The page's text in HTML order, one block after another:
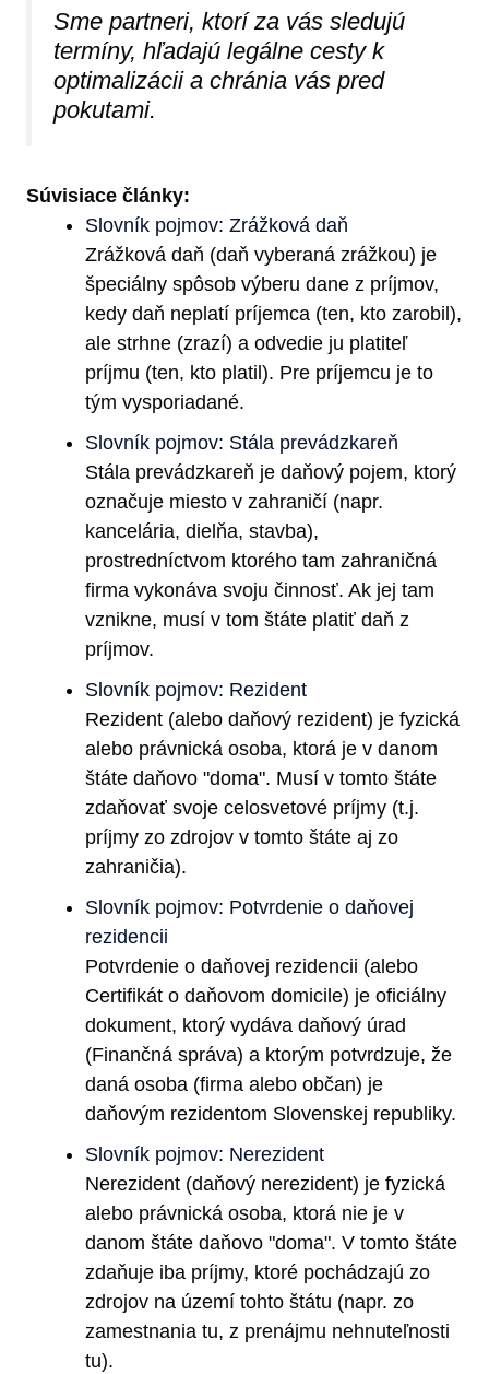
Sme partneri, ktorí za vás sledujú
termíny, hľadajú legálne cesty k
optimalizácii a chránia vás pred
pokutami.
Súvisiace články:
Slovník pojmov: Zrážková daň
Zrážková daň (daň vyberaná zrážkou) je
špeciálny spôsob výberu dane z príjmov,
kedy daň neplatí príjemca (ten, kto zarobil),
ale strhne (zrazí) a odvedie ju platiteľ
príjmu (ten, kto platil). Pre príjemcu je to
tým vysporiadané.
Slovník pojmov: Stála prevádzkareň
Stála prevádzkareň je daňový pojem, ktorý
označuje miesto v zahraničí (napr.
kancelária, dielňa, stavba),
prostredníctvom ktorého tam zahraničná
firma vykonáva svoju činnosť. Ak jej tam
vznikne, musí v tom štáte platiť daň z
príjmov.
Slovník pojmov: Rezident
Rezident (alebo daňový rezident) je fyzická
alebo právnická osoba, ktorá je v danom
štáte daňovo "doma". Musí v tomto štáte
zdaňovať svoje celosvetové príjmy (t.j.
príjmy zo zdrojov v tomto štáte aj zo
zahraničia).
Slovník pojmov: Potvrdenie o daňovej
rezidencii
Potvrdenie o daňovej rezidencii (alebo
Certifikát o daňovom domicile) je oficiálny
dokument, ktorý vydáva daňový úrad
(Finančná správa) a ktorým potvrdzuje, že
daná osoba (firma alebo občan) je
daňovým rezidentom Slovenskej republiky.
Slovník pojmov: Nerezident
Nerezident (daňový nerezident) je fyzická
alebo právnická osoba, ktorá nie je v
danom štáte daňovo "doma". V tomto štáte
zdaňuje iba príjmy, ktoré pochádzajú zo
zdrojov na území tohto štátu (napr. zo
zamestnania tu, z prenájmu nehnuteľnosti
tu).